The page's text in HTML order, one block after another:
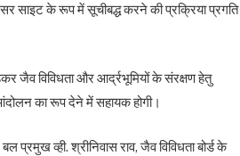
साइट के रूप में सूचीबद्ध करने की प्रक्रिया प्रगति
जैव विविधता और आर्द्रभूमियों के संरक्षण हेतु
का रूप देने में सहायक होगी।
व्ही. श्रीनिवास राव, जैव विविधता बोर्ड के